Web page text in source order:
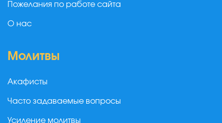
Пожелания по работе сайта
О нас
Молитвы
Акафисты
Часто задаваемые вопросы
Усиление молитвы